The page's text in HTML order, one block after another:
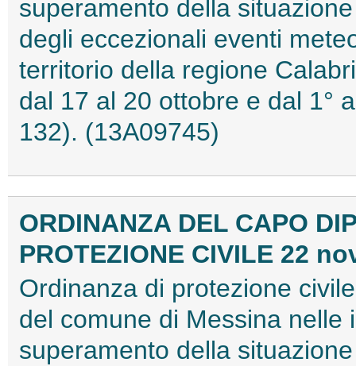
superamento della
degli eccezionali eventi
territorio della regione
dal 17 al 20 ottobre e dal 1°
132). (13A09745)
ORDINANZA DEL CAPO
PROTEZIONE CIVILE 22
Ordinanza di protezione
del comune di Messina nelle
superamento della